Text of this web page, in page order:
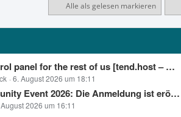
Alle als gelesen markieren
rest of us [tend.host – Das Open-Source-Control-Panel für App-Deployments, Backups & Server-Verwaltung]
6. August 2026 um 18:11
Event 2026: Die Anmeldung ist eröffnet!
2026 um 16:11